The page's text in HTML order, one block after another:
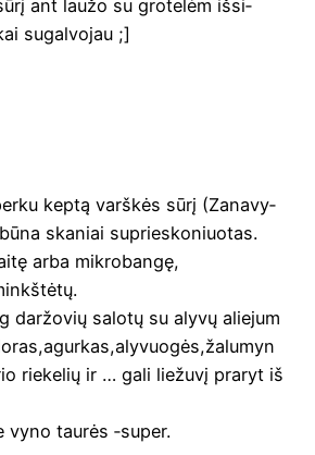
ant lau­žo su gro­te­lėm išsi­
sugalvojau ;]
kep­tą varš­kės sūrį (Zana­vy­
ska­niai sup­rie­sko­niuo­tas.
arba mik­ro­ban­gę,
dar­žo­vių salo­tų su aly­vų alie­jum
rie­ke­lių ir … gali lie­žu­vį pra­ryt iš
vyno tau­rės ‑super.